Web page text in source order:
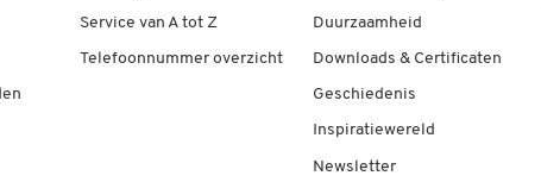
Service van A tot Z
Telefoonnummer overzicht
Duurzaamheid
Downloads & Certificaten
Geschiedenis
Inspiratiewereld
Newsletter